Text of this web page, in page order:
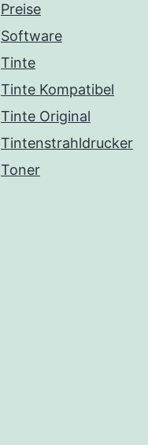
Preise
Software
Tinte
Tinte Kompatibel
Tinte Original
Tintenstrahldrucker
Toner